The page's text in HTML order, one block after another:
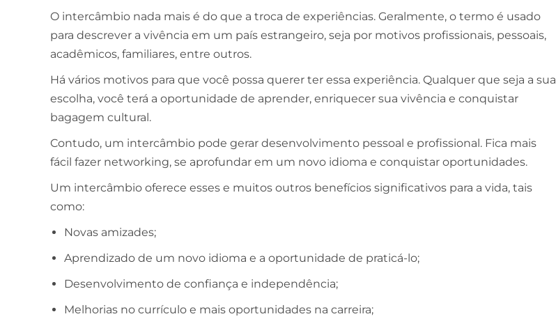
O intercâmbio nada mais é do que a troca de experiências. Geralmente, o termo é usado
para descrever a vivência em um país estrangeiro, seja por motivos profissionais, pessoais,
acadêmicos, familiares, entre outros.
Há vários motivos para que você possa querer ter essa experiência. Qualquer que seja a sua
escolha, você terá a oportunidade de aprender, enriquecer sua vivência e conquistar
bagagem cultural.
Contudo, um intercâmbio pode gerar desenvolvimento pessoal e profissional. Fica mais
fácil fazer networking, se aprofundar em um novo idioma e conquistar oportunidades.
Um intercâmbio oferece esses e muitos outros benefícios significativos para a vida, tais
como:
Novas amizades;
Aprendizado de um novo idioma e a oportunidade de praticá-lo;
Desenvolvimento de confiança e independência;
Melhorias no currículo e mais oportunidades na carreira;